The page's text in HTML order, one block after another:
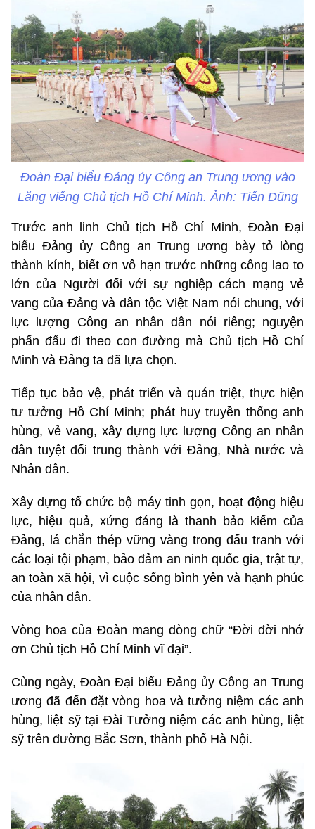
Đoàn Đại biểu Đảng ủy Công an Trung ương vào
Lăng viếng Chủ tịch Hồ Chí Minh. Ảnh: Tiến Dũng
Trước anh linh Chủ tịch Hồ Chí Minh, Đoàn Đại
biểu Đảng ủy Công an Trung ương bày tỏ lòng
thành kính, biết ơn vô hạn trước những công lao to
lớn của Người đối với sự nghiệp cách mạng vẻ
vang của Đảng và dân tộc Việt Nam nói chung, với
lực lượng Công an nhân dân nói riêng; nguyện
phấn đấu đi theo con đường mà Chủ tịch Hồ Chí
Minh và Đảng ta đã lựa chọn.
Tiếp tục bảo vệ, phát triển và quán triệt, thực hiện
tư tưởng Hồ Chí Minh; phát huy truyền thống anh
hùng, vẻ vang, xây dựng lực lượng Công an nhân
dân tuyệt đối trung thành với Đảng, Nhà nước và
Nhân dân.
Xây dựng tổ chức bộ máy tinh gọn, hoạt động hiệu
lực, hiệu quả, xứng đáng là thanh bảo kiếm của
Đảng, lá chắn thép vững vàng trong đấu tranh với
các loại tội phạm, bảo đảm an ninh quốc gia, trật tự,
an toàn xã hội, vì cuộc sống bình yên và hạnh phúc
của nhân dân.
Vòng hoa của Đoàn mang dòng chữ “Đời đời nhớ
ơn Chủ tịch Hồ Chí Minh vĩ đại”.
Cùng ngày, Đoàn Đại biểu Đảng ủy Công an Trung
ương đã đến đặt vòng hoa và tưởng niệm các anh
hùng, liệt sỹ tại Đài Tưởng niệm các anh hùng, liệt
sỹ trên đường Bắc Sơn, thành phố Hà Nội.